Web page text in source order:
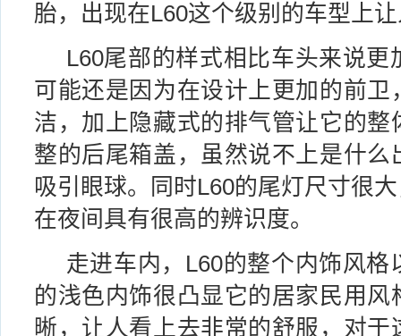
胎，出现在L60这个级别的车型上
L60尾部的样式相比车头来说
可能还是因为在设计上更加的前
洁，加上隐藏式的排气管让它的
整的后尾箱盖，虽然说不上是什
吸引眼球。同时L60的尾灯尺寸很
在夜间具有很高的辨识度。
走进车内，L60的整个内饰风
的浅色内饰很凸显它的居家民用
晰，让人看上去非常的舒服，对